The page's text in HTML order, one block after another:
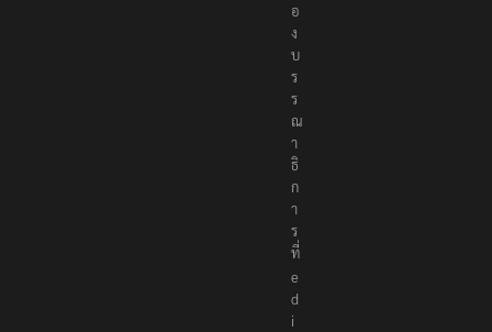
อ
ง
บ
ร
ร
ณ
า
ธิ
ก
า
ร
ที่
e
d
i